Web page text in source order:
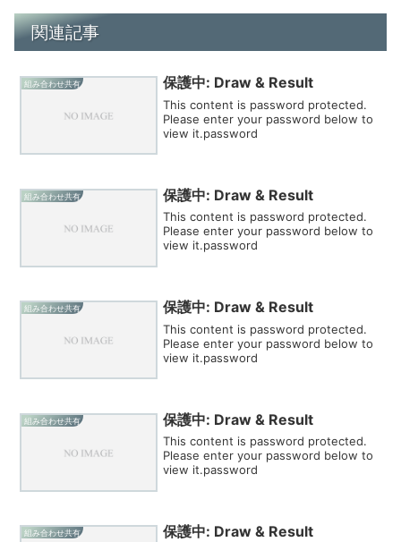
関連記事
組み合わせ共有 保護中: Draw & Result
This content is password protected.
Please enter your password below to
view it.password
組み合わせ共有 保護中: Draw & Result
This content is password protected.
Please enter your password below to
view it.password
組み合わせ共有 保護中: Draw & Result
This content is password protected.
Please enter your password below to
view it.password
組み合わせ共有 保護中: Draw & Result
This content is password protected.
Please enter your password below to
view it.password
組み合わせ共有 保護中: Draw & Result